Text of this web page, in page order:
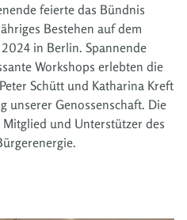
feierte das Bündnis
Bestehen auf dem
in Berlin. Spannende
Workshops erlebten die
Schütt und Katharina Kreft
unserer Genossenschaft. Die
und Unterstützer des